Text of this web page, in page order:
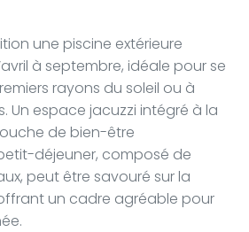
une piscine extérieure
à septembre, idéale pour se
rayons du soleil ou à
Un espace jacuzzi intégré à la
de bien-être
déjeuner, composé de
peut être savouré sur la
un cadre agréable pour